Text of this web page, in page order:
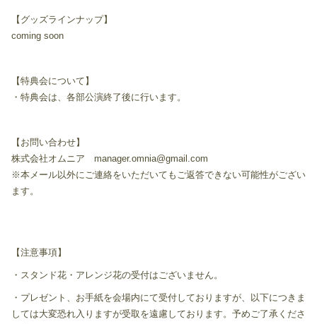
【グッズラインナップ】
coming soon
【特典会について】
・特典会は、各部公演終了後に行います。
【お問い合わせ】
株式会社オムニア manager.omnia@gmail.com
※本メール以外にご連絡をいただいてもご返答できない可能性がござい
ます。
【注意事項】
・スタンド花・アレンジ花の受付はございません。
・プレゼント、お手紙を会場内にて受付しておりますが、以下につきま
しては大変恐れ入りますが受取を遠慮しております。予めご了承くださ